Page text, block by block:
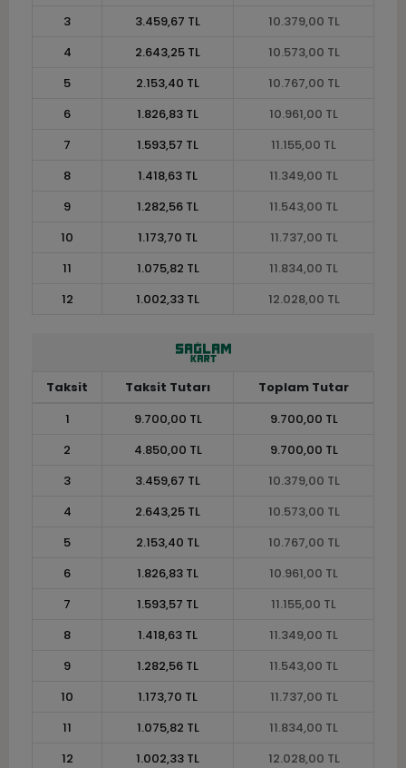
3
3.459,67 TL
10.379,00 TL
4
2.643,25 TL
10.573,00 TL
5
2.153,40 TL
10.767,00 TL
6
1.826,83 TL
10.961,00 TL
7
1.593,57 TL
11.155,00 TL
8
1.418,63 TL
11.349,00 TL
9
1.282,56 TL
11.543,00 TL
10
1.173,70 TL
11.737,00 TL
11
1.075,82 TL
11.834,00 TL
12
1.002,33 TL 12.028,00 TL
Taksit Taksit Tutarı
Toplam Tutar
1
9.700,00 TL
9.700,00 TL
2
4.850,00 TL
9.700,00 TL
3
3.459,67 TL
10.379,00 TL
4
2.643,25 TL
10.573,00 TL
5
2.153,40 TL
10.767,00 TL
6
1.826,83 TL
10.961,00 TL
7
1.593,57 TL
11.155,00 TL
8
1.418,63 TL
11.349,00 TL
9
1.282,56 TL
11.543,00 TL
10
1.173,70 TL
11.737,00 TL
11
1.075,82 TL
11.834,00 TL
12
1.002,33 TL 12.028,00 TL